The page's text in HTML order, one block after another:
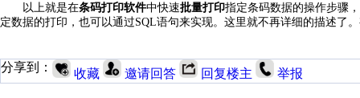
以上就是在条码打印软件中快速批量打印指定条码数据的操作步骤
定数据的打印，也可以通过SQL语句来实现。这里就不再详细的描述了
分享到： 收藏 邀请回答 回复楼主 举报